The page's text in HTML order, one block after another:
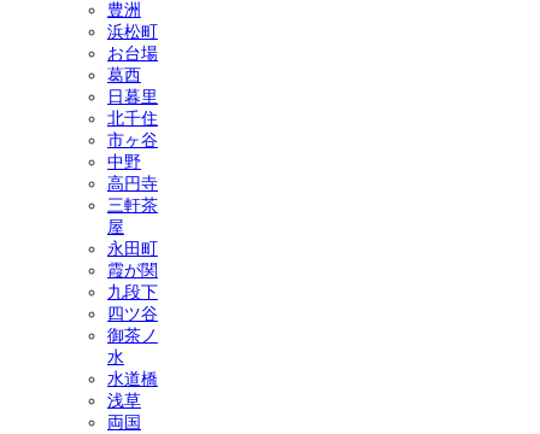
豊洲
浜松町
お台場
葛西
日暮里
北千住
市ヶ谷
中野
高円寺
三軒茶
屋
永田町
霞が関
九段下
四ツ谷
御茶ノ
水
水道橋
浅草
両国